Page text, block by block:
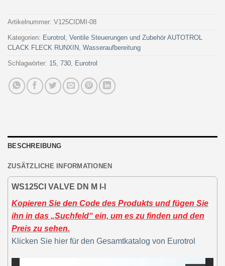
Artikelnummer: V125CIDMI-08
Kategorien: Eurotrol , Ventile Steuerungen und Zubehör AUTOTROL
CLACK FLECK RUNXIN, Wasseraufbereitung
Schlagwörter: 15, 730, Eurotrol
BESCHREIBUNG
ZUSÄTZLICHE INFORMATIONEN
WS125CI VALVE DN M I-I
Kopieren Sie den Code des Produkts und fügen Sie
ihn in das „Suchfeld“ ein, um es zu finden und den
Preis zu sehen.
Klicken Sie hier für den Gesamtkatalog von Eurotrol